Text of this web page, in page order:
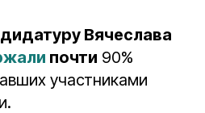
Вячеслава
почти 90%
участниками